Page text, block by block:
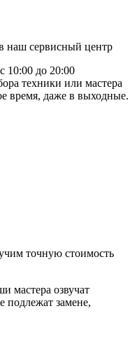
наш сервисный центр
10:00 до 20:00
техники или мастера
время, даже в выходные.
точную стоимость
мастера озвучат
подлежат замене,